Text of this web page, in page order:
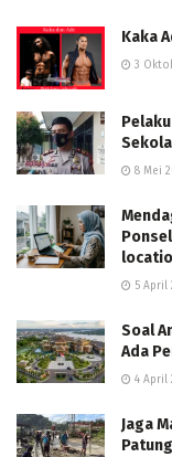
Kaka
3
8 Mei
5 April
Soal
Ada
4 April
Jaga